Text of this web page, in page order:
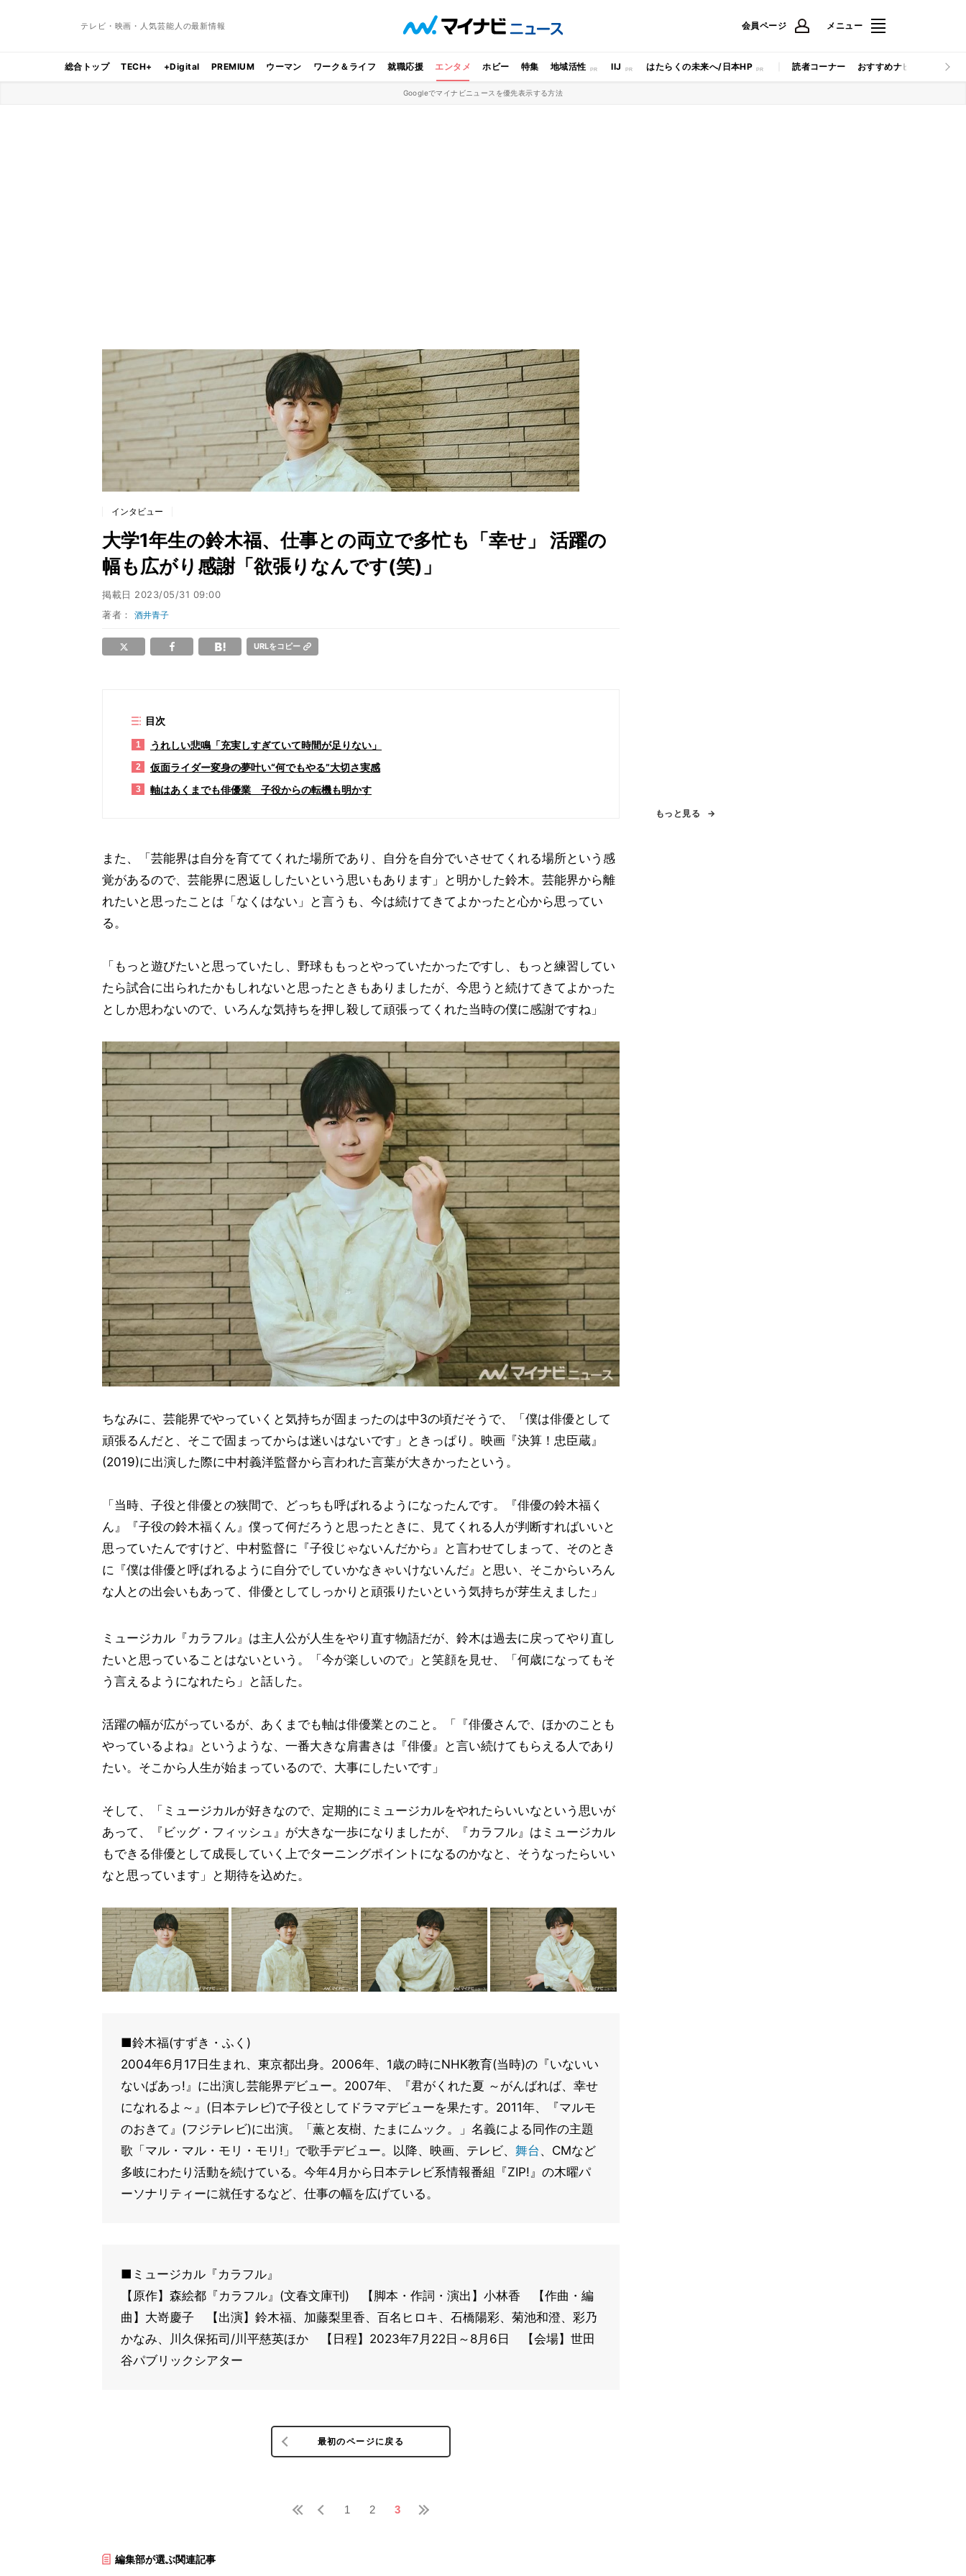
テレビ・映画・人気芸能人の最新情報 会員ページ メニュー
総合トップ TECH+ +Digital PREMIUM ウーマン ワーク＆ライフ 就職応援 エンタメ ホビー 特集 地域活性 IIJ はたらくの未来へ/日本HP 読者コーナー おすすめナビ マイナビ
Googleでマイナビニュースを優先表示する方法
インタビュー
大学1年生の鈴木福、仕事との両立で多忙も「幸せ」 活躍の
幅も広がり感謝「欲張りなんです(笑)」
掲載日 2023/05/31 09:00
著者：酒井青子
URLをコピー
目次
1 うれしい悲鳴「充実しすぎていて時間が足りない」
2 仮面ライダー変身の夢叶い“何でもやる”大切さ実感
3 軸はあくまでも俳優業 子役からの転機も明かす
また、「芸能界は自分を育ててくれた場所であり、自分を自分でいさせてくれる場所という感
覚があるので、芸能界に恩返ししたいという思いもあります」と明かした鈴木。芸能界から離
れたいと思ったことは「なくはない」と言うも、今は続けてきてよかったと心から思ってい
る。
「もっと遊びたいと思っていたし、野球ももっとやっていたかったですし、もっと練習してい
たら試合に出られたかもしれないと思ったときもありましたが、今思うと続けてきてよかった
としか思わないので、いろんな気持ちを押し殺して頑張ってくれた当時の僕に感謝ですね」
ちなみに、芸能界でやっていくと気持ちが固まったのは中3の頃だそうで、「僕は俳優として
頑張るんだと、そこで固まってからは迷いはないです」ときっぱり。映画『決算！忠臣蔵』
(2019)に出演した際に中村義洋監督から言われた言葉が大きかったという。
「当時、子役と俳優との狭間で、どっちも呼ばれるようになったんです。『俳優の鈴木福く
ん』『子役の鈴木福くん』僕って何だろうと思ったときに、見てくれる人が判断すればいいと
思っていたんですけど、中村監督に『子役じゃないんだから』と言わせてしまって、そのとき
に『僕は俳優と呼ばれるように自分でしていかなきゃいけないんだ』と思い、そこからいろん
な人との出会いもあって、俳優としてしっかりと頑張りたいという気持ちが芽生えました」
ミュージカル『カラフル』は主人公が人生をやり直す物語だが、鈴木は過去に戻ってやり直し
たいと思っていることはないという。「今が楽しいので」と笑顔を見せ、「何歳になってもそ
う言えるようになれたら」と話した。
活躍の幅が広がっているが、あくまでも軸は俳優業とのこと。「『俳優さんで、ほかのことも
やっているよね』というような、一番大きな肩書きは『俳優』と言い続けてもらえる人であり
たい。そこから人生が始まっているので、大事にしたいです」
そして、「ミュージカルが好きなので、定期的にミュージカルをやれたらいいなという思いが
あって、『ビッグ・フィッシュ』が大きな一歩になりましたが、『カラフル』はミュージカル
もできる俳優として成長していく上でターニングポイントになるのかなと、そうなったらいい
なと思っています」と期待を込めた。
■鈴木福(すずき・ふく)
2004年6月17日生まれ、東京都出身。2006年、1歳の時にNHK教育(当時)の『いないい
ないばあっ!』に出演し芸能界デビュー。2007年、『君がくれた夏 ～がんばれば、幸せ
になれるよ～』(日本テレビ)で子役としてドラマデビューを果たす。2011年、『マルモ
のおきて』(フジテレビ)に出演。「薫と友樹、たまにムック。」名義による同作の主題
歌「マル・マル・モリ・モリ!」で歌手デビュー。以降、映画、テレビ、 舞台 、CMなど
多岐にわたり活動を続けている。今年4月から日本テレビ系情報番組『ZIP!』の木曜パ
ーソナリティーに就任するなど、仕事の幅を広げている。
■ミュージカル『カラフル』
【原作】森絵都『カラフル』(文春文庫刊) 【脚本・作詞・演出】小林香 【作曲・編
曲】大嵜慶子 【出演】鈴木福、加藤梨里香、百名ヒロキ、石橋陽彩、菊池和澄、彩乃
かなみ、川久保拓司/川平慈英ほか 【日程】2023年7月22日～8月6日 【会場】世田
谷パブリックシアター
最初のページに戻る
1 2 3
編集部が選ぶ関連記事
もっと見る